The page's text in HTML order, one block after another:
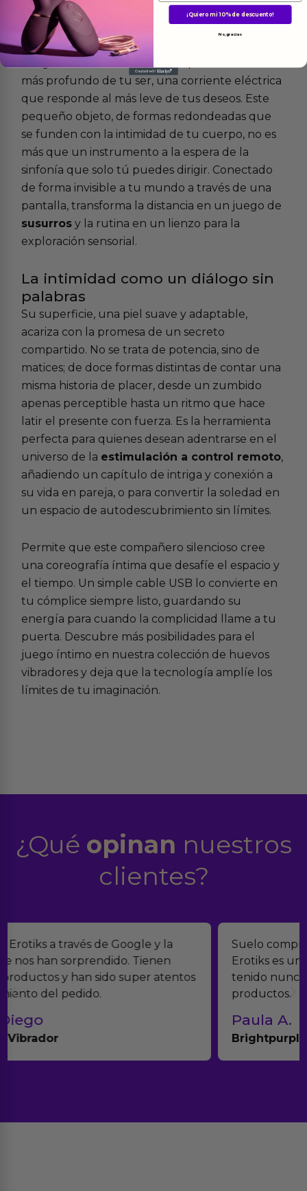
Másinformacion
Imagina una brisa susurrante que nace en lo
más profundo de tu ser, una corriente eléctrica
que responde al más leve de tus deseos. Este
pequeño objeto, de formas redondeadas que
se funden con la intimidad de tu cuerpo, no es
más que un instrumento a la espera de la
sinfonía que solo tú puedes dirigir. Conectado
de forma invisible a tu mundo a través de una
pantalla, transforma la distancia en un juego de
susurros y la rutina en un lienzo para la
exploración sensorial.
La intimidad como un diálogo sin
palabras
Su superficie, una piel suave y adaptable,
acariza con la promesa de un secreto
compartido. No se trata de potencia, sino de
matices; de doce formas distintas de contar una
misma historia de placer, desde un zumbido
apenas perceptible hasta un ritmo que hace
latir el presente con fuerza. Es la herramienta
perfecta para quienes desean adentrarse en el
universo de la estimulación a control remoto,
añadiendo un capítulo de intriga y conexión a
su vida en pareja, o para convertir la soledad en
un espacio de autodescubrimiento sin límites.
Permite que este compañero silencioso cree
una coreografía íntima que desafíe el espacio y
el tiempo. Un simple cable USB lo convierte en
tu cómplice siempre listo, guardando su
energía para cuando la complicidad llame a tu
puerta. Descubre más posibilidades para el
juego íntimo en nuestra colección de huevos
vibradores y deja que la tecnología amplíe los
límites de tu imaginación.
¿Qué opinan nuestros
clientes?
Suelo comprar en tiendas eróticas online, y
Erotiks es una de las que más me gustan. No he
tenido nunca ningún problema con los
productos.
Paula A.
Brightpurple Vibrador y Rotador
¡Quiero mi 10% de descuento!
No, gracias